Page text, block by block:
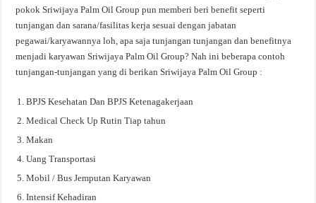
pokok Sriwijaya Palm Oil Group pun memberi beri benefit seperti
tunjangan dan sarana/fasilitas kerja sesuai dengan jabatan
pegawai/karyawannya loh, apa saja tunjangan tunjangan dan benefitnya
menjadi karyawan Sriwijaya Palm Oil Group? Nah ini beberapa contoh
tunjangan-tunjangan yang di berikan Sriwijaya Palm Oil Group :
BPJS Kesehatan Dan BPJS Ketenagakerjaan
Medical Check Up Rutin Tiap tahun
Makan
Uang Transportasi
Mobil / Bus Jemputan Karyawan
Intensif Kehadiran